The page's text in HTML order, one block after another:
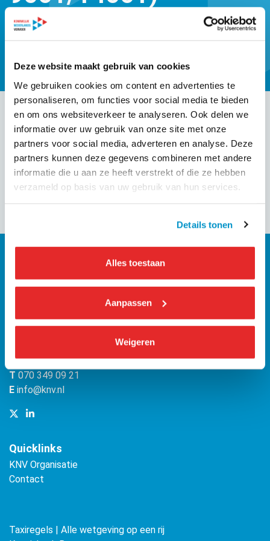
Deze website maakt gebruik van cookies
We gebruiken cookies om content en advertenties te
personaliseren, om functies voor social media te bieden
en om ons websiteverkeer te analyseren. Ook delen we
informatie over uw gebruik van onze site met onze
partners voor social media, adverteren en analyse. Deze
partners kunnen deze gegevens combineren met andere
informatie die u aan ze heeft verstrekt of die ze hebben
verzameld op basis van uw gebruik van hun services.
Details tonen
Alles toestaan
Aanpassen
Weigeren
Bezuidenhoutseweg 12
T 070 349 09 21
E info@knv.nl
Quicklinks
KNV Organisatie
Contact
Taxiregels | Alle wetgeving op een rij